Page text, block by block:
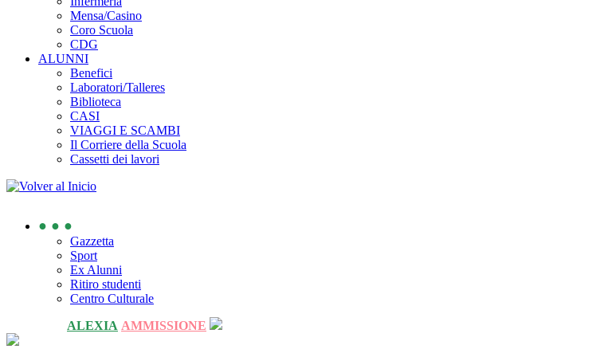
Mensa/Casino
Coro Scuola
CDG
ALUNNI
Benefici
Laboratori/Talleres
Biblioteca
CASI
VIAGGI E SCAMBI
Il Corriere della Scuola
Cassetti dei lavori
● ● ●
Gazzetta
Sport
Ex Alunni
Ritiro studenti
Centro Culturale
ALEXIA AMMISSIONE